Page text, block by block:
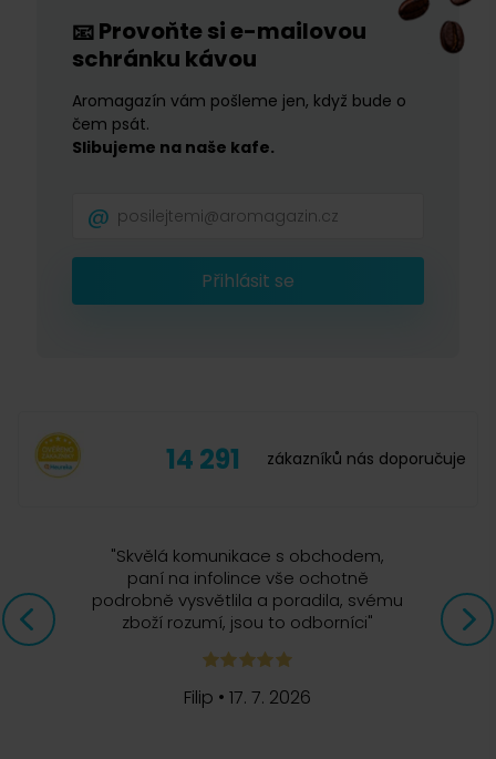
📧Provoňte si e-mailovou
schránku kávou
Aromagazín vám pošleme jen, když bude o
čem psát.
Slibujeme na naše kafe.
Přihlásit se
14 291 zákazníků nás doporučuje
"Skvělá komunikace s obchodem,
paní na infolince vše ochotně
podrobně vysvětlila a poradila, svému
zboží rozumí, jsou to odborníci"
Filip •17. 7. 2026